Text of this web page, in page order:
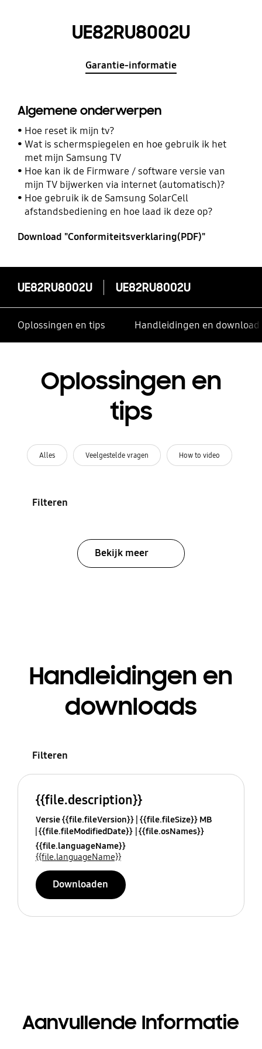
UE82RU8002U
Garantie-informatie
Algemene onderwerpen
Hoe reset ik mijn tv?
Wat is schermspiegelen en hoe gebruik ik het
met mijn Samsung TV
Hoe kan ik de Firmware / software versie van
mijn TV bijwerken via internet (automatisch)?
Hoe gebruik ik de Samsung SolarCell
afstandsbediening en hoe laad ik deze op?
Download "Conformiteitsverklaring(PDF)"
UE82RU8002U UE82RU8002U
Oplossingen en tips Handleidingen en
Oplossingen en
tips
Alles Veelgestelde vragen How to video
Filteren
Bekijk meer
Handleidingen en
downloads
Filteren
{{file.description}}
Versie {{file.fileVersion}} {{file.fileSize}} MB
{{file.fileModifiedDate}} {{file.osNames}}
{{file.languageName}}
{{file.languageName}}
Downloaden
Aanvullende Informatie